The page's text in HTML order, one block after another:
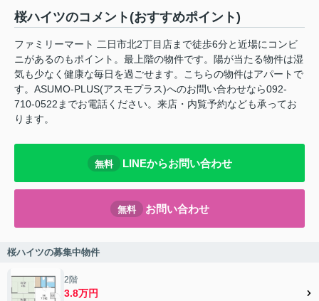
桜ハイツのコメント(おすすめポイント)
ファミリーマート 二日市北2丁目店まで徒歩6分と近場にコンビ
ニがあるのもポイント。最上階の物件です。陽が当たる物件は湿
気も少なく健康な毎日を過ごせます。こちらの物件はアパートで
す。ASUMO-PLUS(アスモプラス)へのお問い合わせなら092-
710-0522までお電話ください。来店・内覧予約なども承ってお
ります。
無料 LINEからお問い合わせ
無料 お問い合わせ
桜ハイツの募集中物件
2階
3.8万円